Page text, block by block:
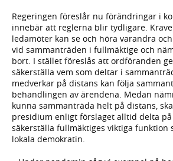
Regeringen föreslår nu förändringar i
innebär att reglerna blir tydligare.
ledamöter kan se och höra varandra
vid sammanträden i fullmäktige och
bort. I stället föreslås att ordföranden
säkerställa vem som deltar i
medverkar på distans kan följa
behandlingen av ärendena. Medan
kunna sammanträda helt på distans,
presidium enligt förslaget alltid delta
säkerställa fullmäktiges viktiga funktion
lokala demokratin.